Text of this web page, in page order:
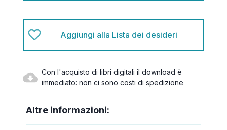
Aggiungi alla Lista dei desideri
Con l'acquisto di libri digitali il download è
immediato: non ci sono costi di spedizione
Altre informazioni: